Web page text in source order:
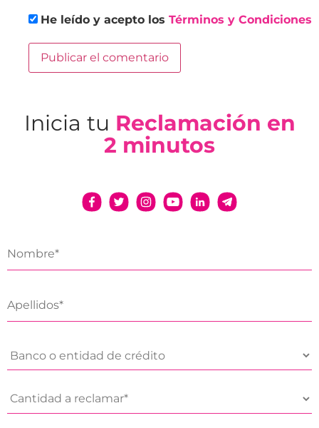
He leído y acepto los Términos y Condiciones
Inicia tu Reclamación en
2 minutos